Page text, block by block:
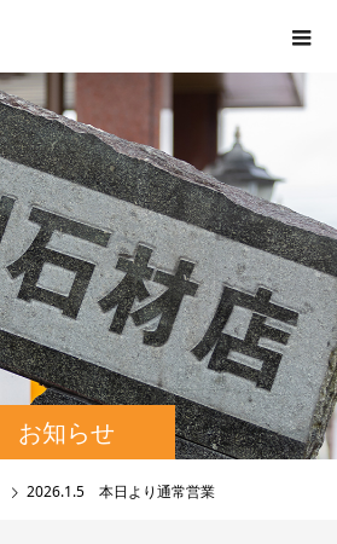
お知らせ
2026.1.5 本日より通常営業